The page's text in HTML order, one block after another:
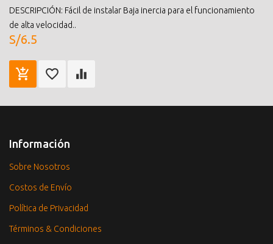
DESCRIPCIÓN: Fácil de instalar Baja inercia para el funcionamiento
de alta velocidad..
S/6.5
Información
Sobre Nosotros
Costos de Envío
Política de Privacidad
Términos & Condiciones